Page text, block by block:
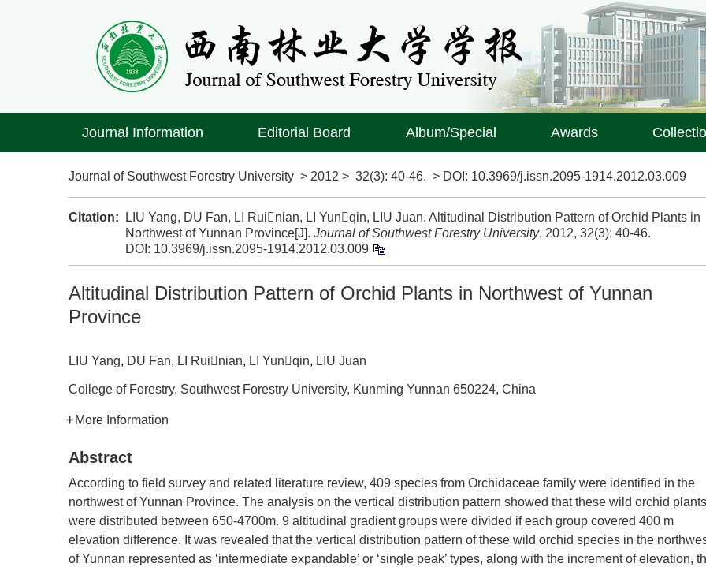
Journal Information Editorial Board Album/Special Awards
Journal of Southwest Forestry University > 2012 > 32(3): 40-46. > DOI: 10.3969/j.issn.2095-1914.2012.03.009
Citation:
LIU Yang, DU Fan, LI Ruinian, LI Yunqin, LIU Juan. Altitudinal Distribution Pattern of Orchid Plants in
Northwest of Yunnan Province[J]. Journal of Southwest Forestry University, 2012, 32(3): 40-46.
DOI: 10.3969/j.issn.2095-1914.2012.03.009
Altitudinal Distribution Pattern of Orchid Plants in Northwest of Yunnan
Province
LIU Yang, DU Fan, LI Ruinian, LI Yunqin, LIU Juan
College of Forestry, Southwest Forestry University, Kunming Yunnan 650224, China
More Information
Abstract
According to field survey and related literature review, 409 species from Orchidaceae family were identified in the
northwest of Yunnan Province. The analysis on the vertical distribution pattern showed that these wild orchid plants
were distributed between 650-4700m. 9 altitudinal gradient groups were divided if each group covered 400 m
elevation difference. It was revealed that the vertical distribution pattern of these wild orchid species in the
of Yunnan represented as ‘intermediate expandable’ or ‘single peak’ types, along with the increment of elevation,